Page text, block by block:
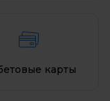
карты